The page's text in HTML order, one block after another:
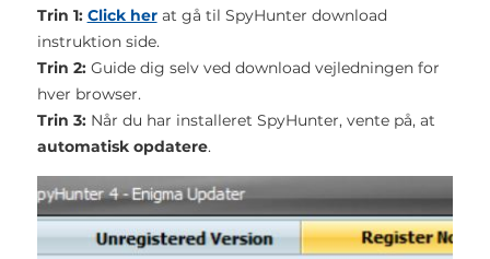
Trin 1: Click herat gå til SpyHunter download
instruktion side.
Trin 2:Guide dig selv ved download vejledningen for
hver browser.
Trin 3:Når du har installeret SpyHunter, vente på, at
automatisk opdatere.